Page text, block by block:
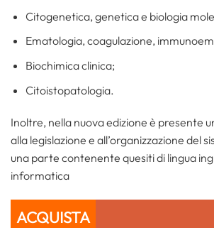
Citogenetica, genetica e biologia
Ematologia, coagulazione,
Biochimica clinica;
Citoistopatologia.
Inoltre, nella nuova edizione è presente
alla legislazione e all’organizzazione del
una parte contenente quesiti di lingua
informatica
ACQUISTA